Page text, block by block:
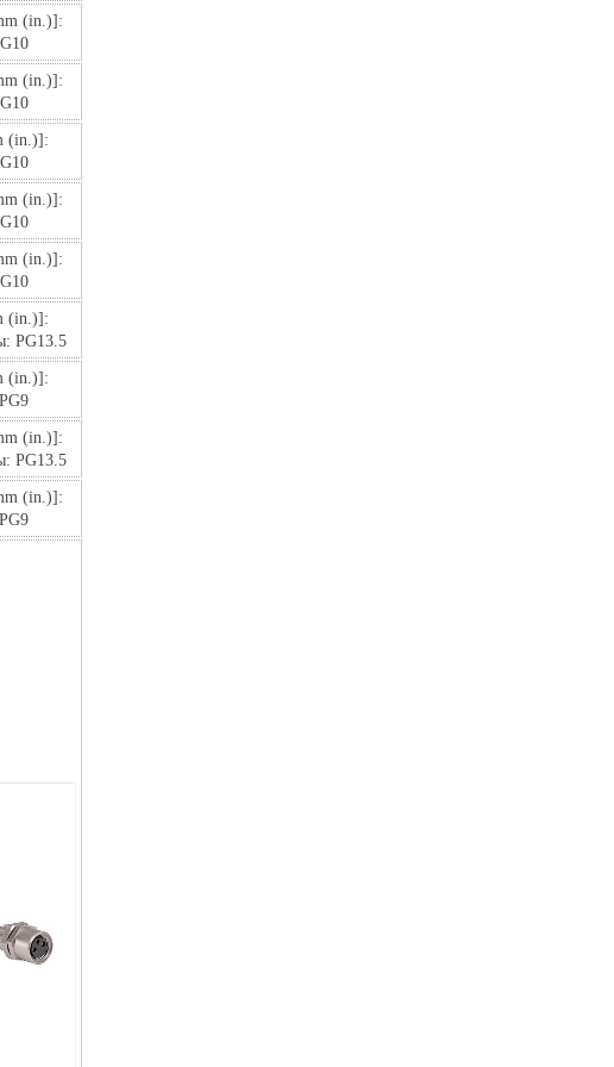
(in.)]:
(in.)]:
(in.)]:
(in.)]:
(in.)]:
(in.)]:
PG13.5
(in.)]:
(in.)]:
PG13.5
(in.)]: